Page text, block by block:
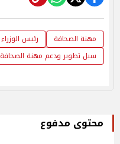
مهنة الصحافة رئيس الوزراء
سبل تطوير ودعم مهنة الصحافة
محتوى مدفوع